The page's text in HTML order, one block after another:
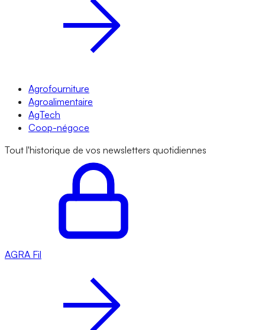
Agrofourniture
Agroalimentaire
AgTech
Coop-négoce
Tout l'historique de vos newsletters quotidiennes
AGRA Fil